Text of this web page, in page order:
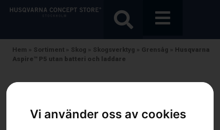
Vi använder oss av cookies
Hem » Sortiment » Skog » Skogsverktyg » Grensåg » Husqvarna
Aspire™ P5 utan batteri och laddare